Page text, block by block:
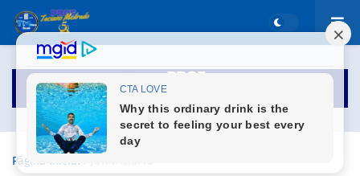
Página inicial